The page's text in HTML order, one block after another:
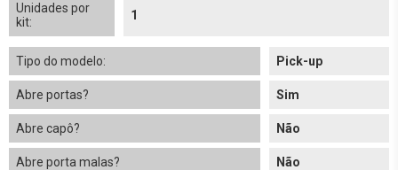
Unidades por
kit:
1
Tipo do modelo: Pick-up
Abre portas? Sim
Abre capô? Não
Abre porta malas? Não